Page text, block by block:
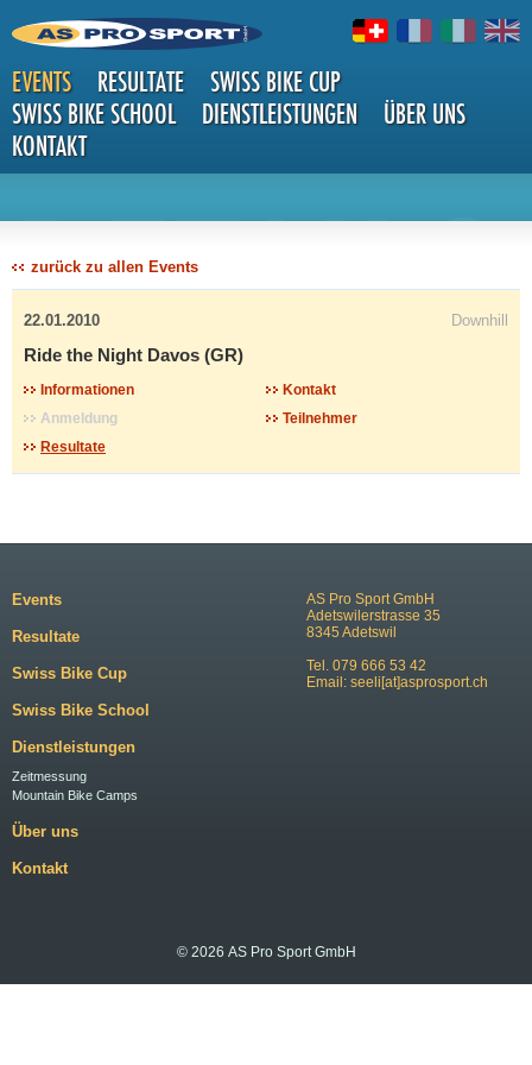
EVENTS RESULTATE
SWISS BIKE CUP
SWISS BIKE SCHOOL
DIENSTLEISTUNGEN
ÜBER UNS
KONTAKT
DETAILS
zurück zu allen Events
22.01.2010 Downhill
Ride the Night Davos (GR)
Informationen
Kontakt
Anmeldung
Teilnehmer
Resultate
AS Pro Sport GmbH
Adetswilerstrasse 35
8345 Adetswil
Tel. 079 666 53 42
Email: seeli[at]asprosport.ch
Events
Resultate
Swiss Bike Cup
Swiss Bike School
Dienstleistungen
Zeitmessung
Mountain Bike Camps
Über uns
Kontakt
© 2026 AS Pro Sport GmbH